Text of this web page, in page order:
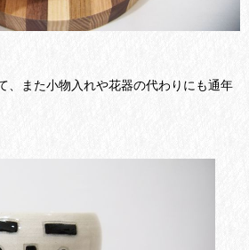
、また小物入れや花器の代わりにも通年